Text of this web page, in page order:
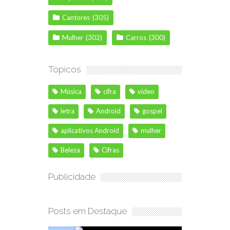
Cantores (305)
Mulher (302) Carros (300)
Tópicos
Música cifra vídeo
letra Android gospel
aplicativos Android mulher
Beleza Cifras
Publicidade
Posts em Destaque